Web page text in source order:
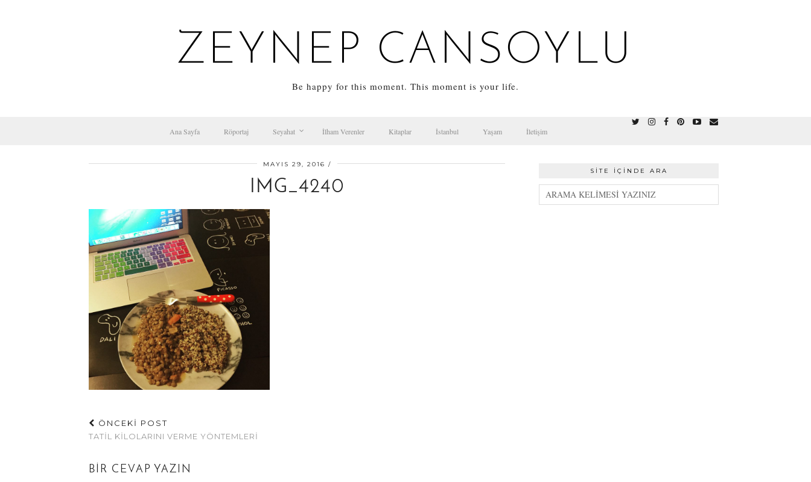
ZEYNEP CANSOYLU
Be happy for this moment. This moment is your life.
Ana Sayfa Röportaj Seyahat İlham Verenler Kitaplar İstanbul Yaşam İletişim
MAYIS 29, 2016
IMG_4240
ÖNCEKİ POST
TATIL KILOLARINI VERME YÖNTEMLERI
BIR CEVAP YAZIN
SITE İÇINDE ARA